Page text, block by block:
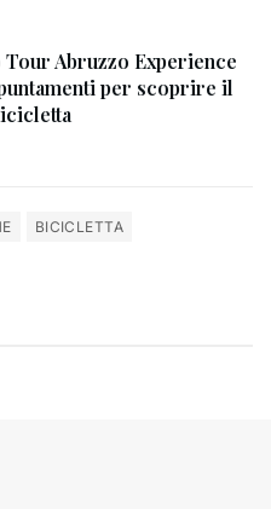
Abruzzo Experience
per scoprire il
BICICLETTA